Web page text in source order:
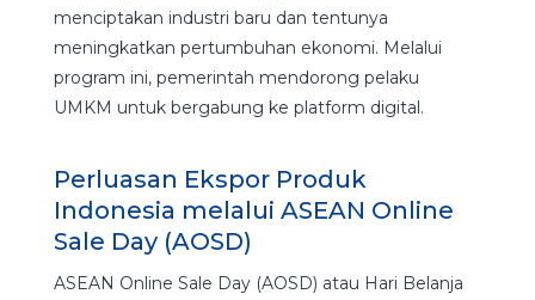
menciptakan industri baru dan tentunya
meningkatkan pertumbuhan ekonomi. Melalui
program ini, pemerintah mendorong pelaku
UMKM untuk bergabung ke platform digital.
Perluasan Ekspor Produk
Indonesia melalui ASEAN Online
Sale Day (AOSD)
ASEAN Online Sale Day (AOSD) atau Hari Belanja